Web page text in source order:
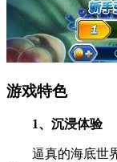
游戏特色
1、沉浸体验
逼真的海底世界